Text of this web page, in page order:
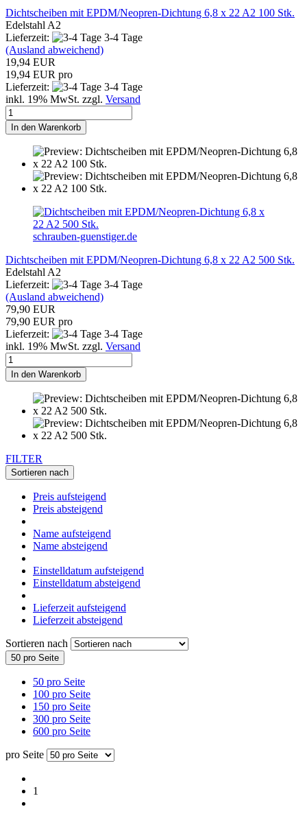
Dichtscheiben mit EPDM/Neopren-Dichtung 6,8 x 22 A2 100 Stk.
Edelstahl A2
Lieferzeit:
3-4 Tage
(Ausland abweichend)
19,94 EUR
19,94 EUR pro
Lieferzeit:
3-4 Tage
inkl. 19% MwSt. zzgl. Versand
In den Warenkorb
schrauben-guenstiger.de
Dichtscheiben mit EPDM/Neopren-Dichtung 6,8 x 22 A2 500 Stk.
Edelstahl A2
Lieferzeit:
3-4 Tage
(Ausland abweichend)
79,90 EUR
79,90 EUR pro
Lieferzeit:
3-4 Tage
inkl. 19% MwSt. zzgl. Versand
In den Warenkorb
FILTER
Sortieren nach
Preis aufsteigend
Preis absteigend
Name aufsteigend
Name absteigend
Einstelldatum aufsteigend
Einstelldatum absteigend
Lieferzeit aufsteigend
Lieferzeit absteigend
Sortieren nach
50 pro Seite
50 pro Seite
100 pro Seite
150 pro Seite
300 pro Seite
600 pro Seite
pro Seite
1